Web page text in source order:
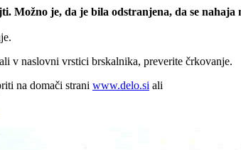
Možno je, da je bila odstranjena, da se
v naslovni vrstici brskalnika, preverite črkovanje.
na domači strani www.delo.si ali